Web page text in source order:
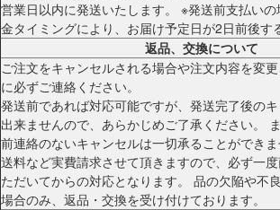
営業日以内に発送いたします。 ※発送前支払い
金タイミングにより、お届け予定日が2日前後す
返品、交換について
ご注文をキャンセルされる場合や注文内容を変
に必ずご連絡ください。
発送前であれば対応可能ですが、発送完了後の
出来ませんので、あらかじめご了承ください。
前連絡のないキャンセルは一切承ることができま
送料など実費請求させて頂きますので、必ず一
ただいてからの対応となります。 品の欠陥や不
場合のみ、返品・交換を受け付けております。